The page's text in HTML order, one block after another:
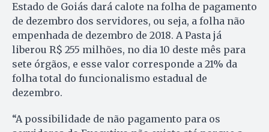
Estado de Goiás dará calote na folha de pagamento
de dezembro dos servidores, ou seja, a folha não
empenhada de dezembro de 2018. A Pasta já
liberou R$ 255 milhões, no dia 10 deste mês para
sete órgãos, e esse valor corresponde a 21% da
folha total do funcionalismo estadual de
dezembro.
“A possibilidade de não pagamento para os